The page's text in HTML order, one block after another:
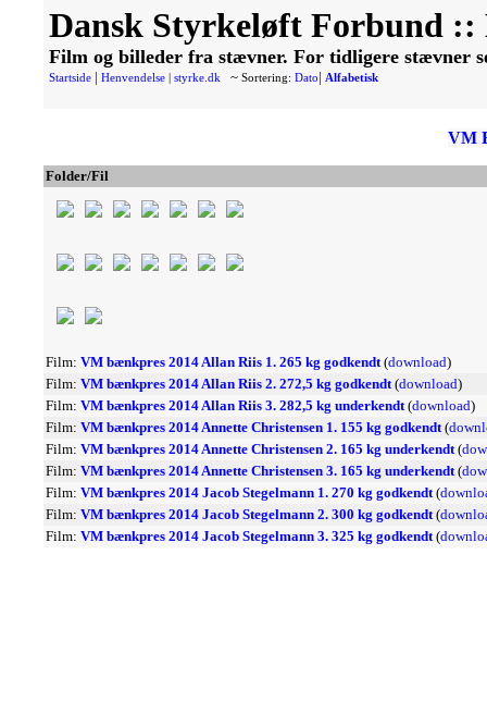
Dansk Styrkeløft Forbund ::
Film og billeder fra stævner. For tidligere stævner
Startside | Henvendelse | styrke.dk ~ Sortering: Dato| Alfabetisk
VM
Folder/Fil
Film: VM bænkpres 2014 Allan Riis 1. 265 kg godkendt(download)
Film: VM bænkpres 2014 Allan Riis 2. 272,5 kg godkendt(download)
Film: VM bænkpres 2014 Allan Riis 3. 282,5 kg underkendt(download)
Film: VM bænkpres 2014 Annette Christensen 1. 155 kg godkendt(
Film: VM bænkpres 2014 Annette Christensen 2. 165 kg underkendt(
Film: VM bænkpres 2014 Annette Christensen 3. 165 kg underkendt(
Film: VM bænkpres 2014 Jacob Stegelmann 1. 270 kg godkendt(
Film: VM bænkpres 2014 Jacob Stegelmann 2. 300 kg godkendt(
Film: VM bænkpres 2014 Jacob Stegelmann 3. 325 kg godkendt(